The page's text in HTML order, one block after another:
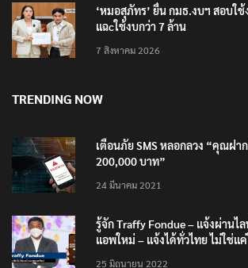
‘หมอสุภัทร’ ยื่น กมธ.งบฯ สอบใ
แฉcใช้งบกว่า 7 ล้าน
7 สิงหาคม 2026
TRENDING NOW
เตือนภัย SMS หลอกลวง “คุณฝาก
200,000 บาท”
24 มีนาคม 2021
รู้จัก Traffy Fondue – แจ้งผ่านไ
แอพใหม่ – แจ้งได้ทั่วไทย ไม่ใช่แ
25 มิถุนายน 2022